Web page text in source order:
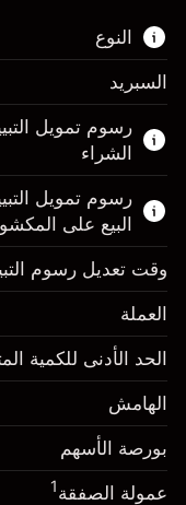
النوع
هذا السوق
الفروقات.
اعرف المزيد عن:
عقود الفروقات
السبريد
رسوم تمويل
الشراء
رسوم التبييت
الرسوم من قيمة
حجم الصفقة
الأموال من الرافعة
رسوم تمويل
البيع على
الهامش.
رسوم التبييت
الرسوم من قيمة
الكاملة
وقت تعديل رسوم
العملة
الحد الأدنى للكمية
الهامش
بورصة الأسهم
عمولة الصفقة1